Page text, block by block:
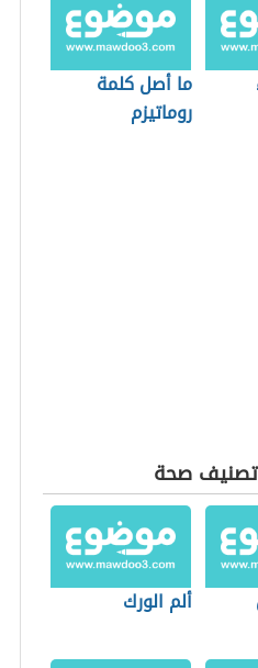
ما أصل كلمة
روماتيزم
صحة
ألم الورك